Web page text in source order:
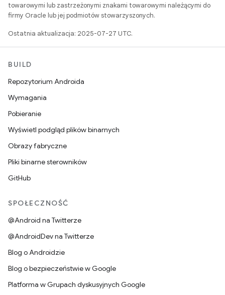
towarowymi lub zastrzeżonymi znakami towarowymi należącymi do
firmy Oracle lub jej podmiotów stowarzyszonych.
Ostatnia aktualizacja: 2025-07-27 UTC.
BUILD
Repozytorium Androida
Wymagania
Pobieranie
Wyświetl podgląd plików binarnych
Obrazy fabryczne
Pliki binarne sterowników
GitHub
SPOŁECZNOŚĆ
@Android na Twitterze
@AndroidDev na Twitterze
Blog o Androidzie
Blog o bezpieczeństwie w Google
Platforma w Grupach dyskusyjnych Google